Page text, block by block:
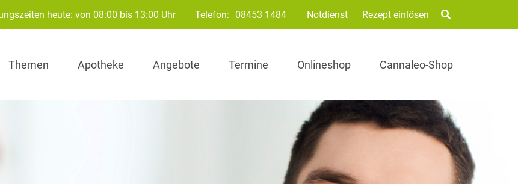
heute: von 08:00 bis 13:00 Uhr Telefon: 08453 1484 Notdienst Rezept einlösen
Themen Apotheke Angebote Termine Onlineshop Cannaleo-Shop